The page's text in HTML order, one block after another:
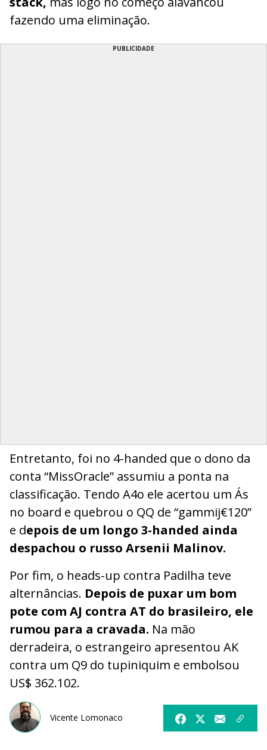
fazendo uma eliminação.
PUBLICIDADE
Entretanto, foi no 4-handed que o dono da
conta “MissOracle” assumiu a ponta na
classificação. Tendo A4o ele acertou um Ás
no board e quebrou o QQ de “gammij€120”
e depois de um longo 3-handed ainda
despachou o russo Arsenii Malinov.
Por fim, o heads-up contra Padilha teve
alternâncias. Depois de puxar um bom
pote com AJ contra AT do brasileiro, ele
rumou para a cravada. Na mão
derradeira, o estrangeiro apresentou AK
contra um Q9 do tupiniquim e embolsou
US$ 362.102.
Vicente Lomonaco